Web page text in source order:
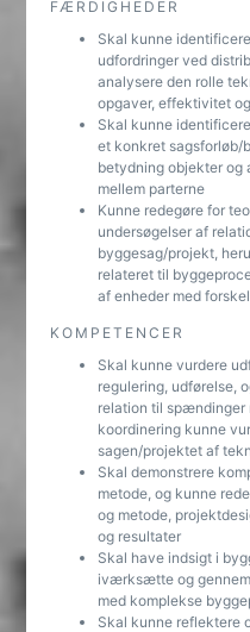
FÆRDIGHEDER
Skal kunne
udfordringer ved
analysere den rolle
opgaver, effektivitet
Skal kunne
et konkret sagsforløb/
betydning objekter og
mellem parterne
Kunne redegøre for
undersøgelser af
byggesag/projekt,
relateret til
af enheder med
KOMPETENCER
Skal kunne vurdere
regulering, udførelse,
relation til spændinger
koordinering kunne
sagen/projektet af
Skal demonstrere
metode, og kunne
og metode,
og resultater
Skal have indsigt i
iværksætte og
med komplekse
Skal kunne reflektere